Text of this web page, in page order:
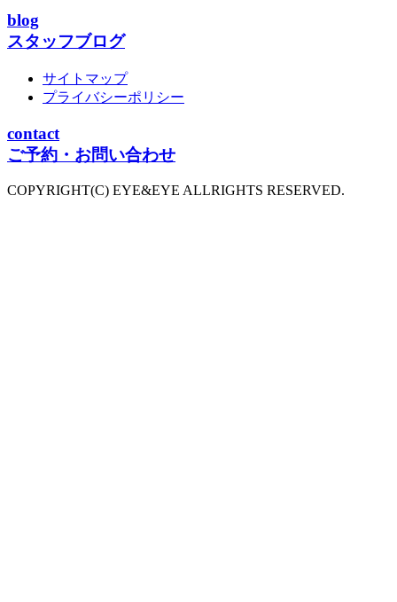
blog
スタッフブログ
サイトマップ
プライバシーポリシー
contact
ご予約・お問い合わせ
COPYRIGHT(C) EYE&EYE ALLRIGHTS RESERVED.